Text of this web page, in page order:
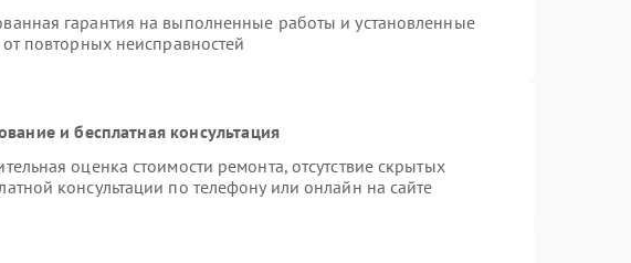
гарантия на выполненные работы и установленные
повторных неисправностей
и бесплатная консультация
оценка стоимости ремонта, отсутствие скрытых
консультации по телефону или онлайн на сайте